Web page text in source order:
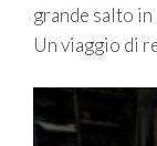
grande salto
Un viaggio di